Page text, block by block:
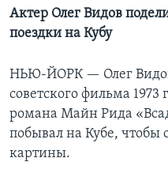
Языки
Актер Олег Видов
поездки на Кубу
НЬЮ-ЙОРК — Олег
советского фильма
романа Майн Рида
побывал на Кубе, чтобы
картины.